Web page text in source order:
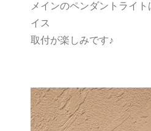
メインのペンダントライ
イス
取付が楽しみです♪